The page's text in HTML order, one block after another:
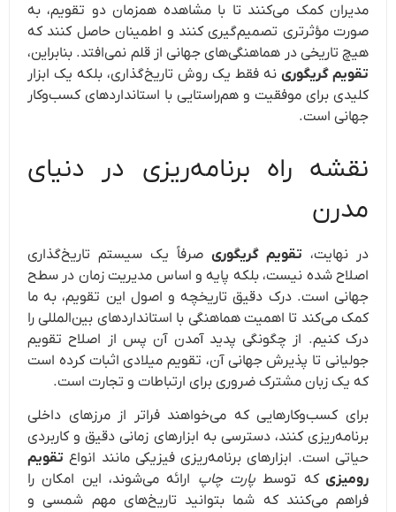
مدیران کمک می‌کنند تا با مشاهده همزمان دو تقویم، به
صورت مؤثرتری تصمیم‌گیری کنند و اطمینان حاصل کنند که
هیچ تاریخی در هماهنگی‌های جهانی از قلم نمی‌افتد. بنابراین،
تقویم گریگوری نه فقط یک روش تاریخ‌گذاری، بلکه یک ابزار
کلیدی برای موفقیت و هم‌راستایی با استانداردهای کسب‌وکار
جهانی است.
نقشه راه برنامه‌ریزی در دنیای
مدرن
در نهایت، تقویم گریگوری صرفاً یک سیستم تاریخ‌گذاری
اصلاح شده نیست، بلکه پایه و اساس مدیریت زمان در سطح
جهانی است. درک دقیق تاریخچه و اصول این تقویم، به ما
کمک می‌کند تا اهمیت هماهنگی با استانداردهای بین‌المللی را
درک کنیم. از چگونگی پدید آمدن آن پس از اصلاح تقویم
جولیانی تا پذیرش جهانی آن، تقویم میلادی اثبات کرده است
که یک زبان مشترک ضروری برای ارتباطات و تجارت است.
برای کسب‌وکارهایی که می‌خواهند فراتر از مرزهای داخلی
برنامه‌ریزی کنند، دسترسی به ابزارهای زمانی دقیق و کاربردی
حیاتی است. ابزارهای برنامه‌ریزی فیزیکی مانند انواع تقویم
رومیزیکه توسط پارت چاپ ارائه می‌شوند، این امکان را
فراهم می‌کنند که شما بتوانید تاریخ‌های مهم شمسی و